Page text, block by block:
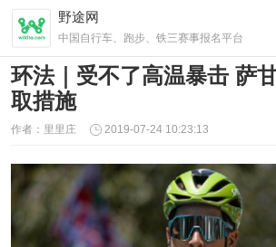
野途网
中国自行车、跑步、铁三赛事报名平台
环法｜受不了高温暴击 萨
取措施
作者：里里庄 2019-07-24 10:23:13